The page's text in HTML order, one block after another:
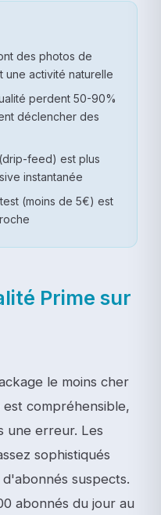
des photos de
une activité naturelle
perdent 50-90%
déclencher des
feed) est plus
instantanée
(moins de 5€) est
Prime sur
le moins cher
compréhensible,
une erreur. Les
sophistiqués
suspects.
abonnés du jour au